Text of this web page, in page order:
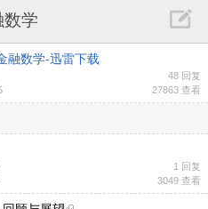
数学
融数学-迅雷下载
48 回复
27863 查看
1 回复
3049 查看